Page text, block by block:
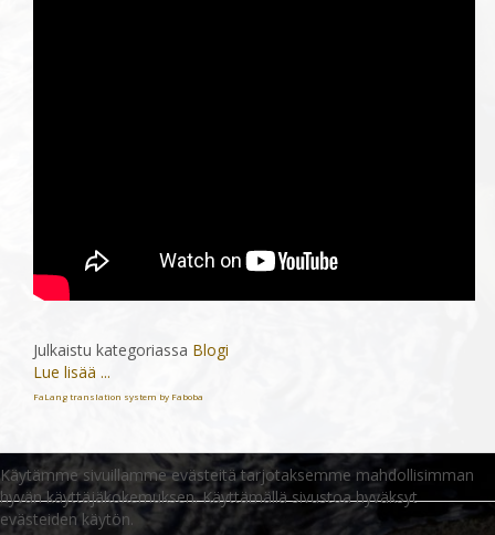
Julkaistu kategoriassa Blogi
Lue lisää ...
FaLang translation system by Faboba
Käytämme sivuillamme evästeitä tarjotaksemme mahdollisimman
hyvän käyttäjäkokemuksen. Käyttämällä sivustoa hyväksyt
evästeiden käytön.